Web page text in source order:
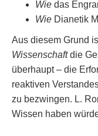
Wie das
Wie Dianetik
Aus diesem Grund
Wissenschaftdie
überhaupt – die
reaktiven
zu bezwingen. L.
Wissen haben